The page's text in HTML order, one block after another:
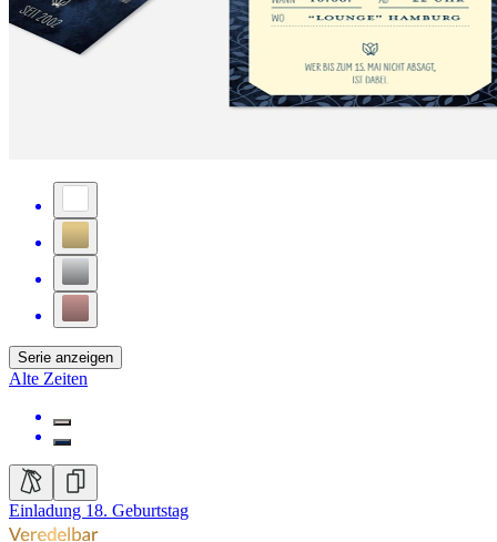
Serie anzeigen
Alte Zeiten
Einladung 18. Geburtstag